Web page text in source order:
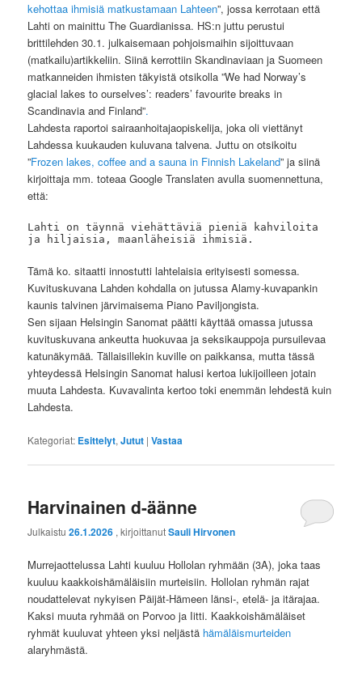
kehottaa ihmisiä matkustamaan Lahteen”, jossa kerrotaan että
Lahti on mainittu The Guardianissa. HS:n juttu perustui
brittilehden 30.1. julkaisemaan pohjoismaihin sijoittuvaan
(matkailu)artikkeliin. Siinä kerrottiin Skandinaviaan ja Suomeen
matkanneiden ihmisten täkyistä otsikolla ”We had Norway’s
glacial lakes to ourselves’: readers’ favourite breaks in
Scandinavia and Finland”.
Lahdesta raportoi sairaanhoitajaopiskelija, joka oli viettänyt
Lahdessa kuukauden kuluvana talvena. Juttu on otsikoitu
”Frozen lakes, coffee and a sauna in Finnish Lakeland” ja siinä
kirjoittaja mm. toteaa Google Translaten avulla suomennettuna,
että:
Lahti on täynnä viehättäviä pieniä kahviloita
ja hiljaisia, maanläheisiä ihmisiä.
Tämä ko. sitaatti innostutti lahtelaisia erityisesti somessa.
Kuvituskuvana Lahden kohdalla on jutussa Alamy-kuvapankin
kaunis talvinen järvimaisema Piano Paviljongista.
Sen sijaan Helsingin Sanomat päätti käyttää omassa jutussa
kuvituskuvana ankeutta huokuvaa ja seksikauppoja pursuilevaa
katunäkymää. Tällaisillekin kuville on paikkansa, mutta tässä
yhteydessä Helsingin Sanomat halusi kertoa lukijoilleen jotain
muuta Lahdesta. Kuvavalinta kertoo toki enemmän lehdestä kuin
Lahdesta.
Kategoriat: Esittelyt,Jutut |Vastaa
Harvinainen d-äänne
Julkaistu26.1.2026 , kirjoittanutSauli Hirvonen
Murrejaottelussa Lahti kuuluu Hollolan ryhmään (3A), joka taas
kuuluu kaakkoishämäläisiin murteisiin. Hollolan ryhmän rajat
noudattelevat nykyisen Päijät-Hämeen länsi-, etelä- ja itärajaa.
Kaksi muuta ryhmää on Porvoo ja Iitti. Kaakkoishämäläiset
ryhmät kuuluvat yhteen yksi neljästä hämäläismurteiden
alaryhmästä.